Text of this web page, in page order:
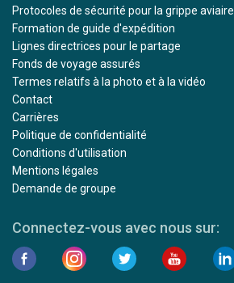
Protocoles de sécurité pour la grippe aviaire
Formation de guide d'expédition
Lignes directrices pour le partage
Fonds de voyage assurés
Termes relatifs à la photo et à la vidéo
Contact
Carrières
Politique de confidentialité
Conditions d'utilisation
Mentions légales
Demande de groupe
Connectez-vous avec nous sur: